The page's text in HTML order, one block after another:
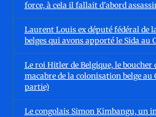
force, à cela il fallait d'abord
Laurent Louis ex député fédéral de
belges qui avons apporté le Sida au
Le roi Hitler de Belgique, le boucher
macabre de la colonisation belge au
partie)
Le congolais Simon Kimbangu, un